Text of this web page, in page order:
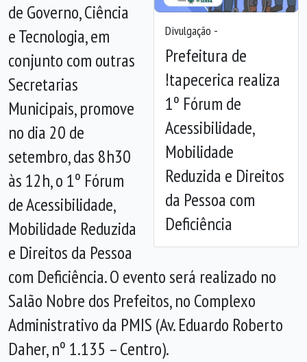
Divulgação -
Prefeitura de
Itapecerica realiza
1º Fórum de
Acessibilidade,
Mobilidade
Reduzida e Direitos
da Pessoa com
Deficiência
Anterior
de Governo, Ciência
e Tecnologia, em
conjunto com outras
Secretarias
Municipais, promove
no dia 20 de
setembro, das 8h30
às 12h, o 1º Fórum
de Acessibilidade,
Mobilidade Reduzida
e Direitos da Pessoa
com Deficiência. O evento será realizado no
Salão Nobre dos Prefeitos, no Complexo
Administrativo da PMIS (Av. Eduardo Roberto
Daher, nº 1.135 – Centro).